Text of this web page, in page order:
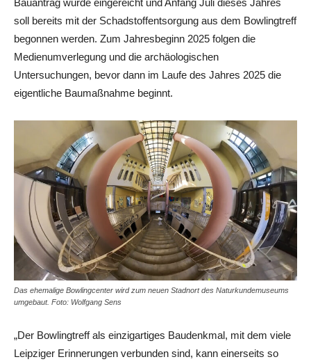
soll bereits mit der Schadstoffentsorgung aus dem Bowlingtreff
begonnen werden. Zum Jahresbeginn 2025 folgen die
Medienumverlegung und die archäologischen
Untersuchungen, bevor dann im Laufe des Jahres 2025 die
eigentliche Baumaßnahme beginnt.
Das ehemalige Bowlingcenter wird zum neuen Stadnort des Naturkundemuseums
umgebaut. Foto: Wolfgang Sens
„Der Bowlingtreff als einzigartiges Baudenkmal, mit dem viele
Leipziger Erinnerungen verbunden sind, kann einerseits so